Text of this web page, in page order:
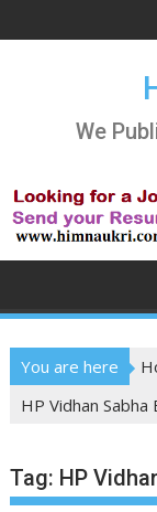
to
We
You are here
HP Vidhan Sabha
Tag: HP